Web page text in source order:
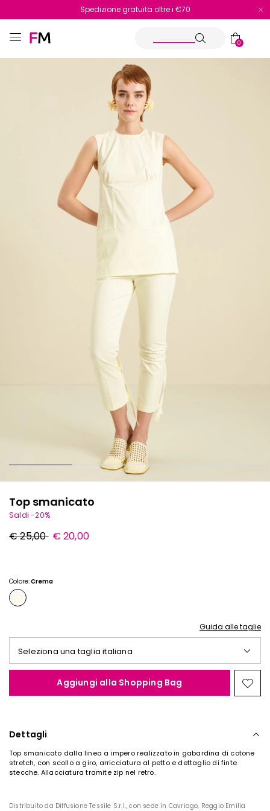
Reso facile e veloce
Spedizione gratuita oltre i €70
0
Top smanicato
Saldi -20%
Prezzo
originale
€ 25,00 Nuovo
prezzo
€ 20,00
Colore:Crema
Guida alle taglie
Seleziona una taglia italiana
Aggiungi alla Shopping Bag
nella
Dettagli
Top smanicato dalla linea a impero realizzato in gabardina di cotone
stretch, con scollo a giro, arricciatura al petto e dettaglio di finte
stecche. Allacciatura tramite zip nel retro.
Distribuito da Diffusione Tessile S.r.l., con sede in Cavriago, Reggio Emilia